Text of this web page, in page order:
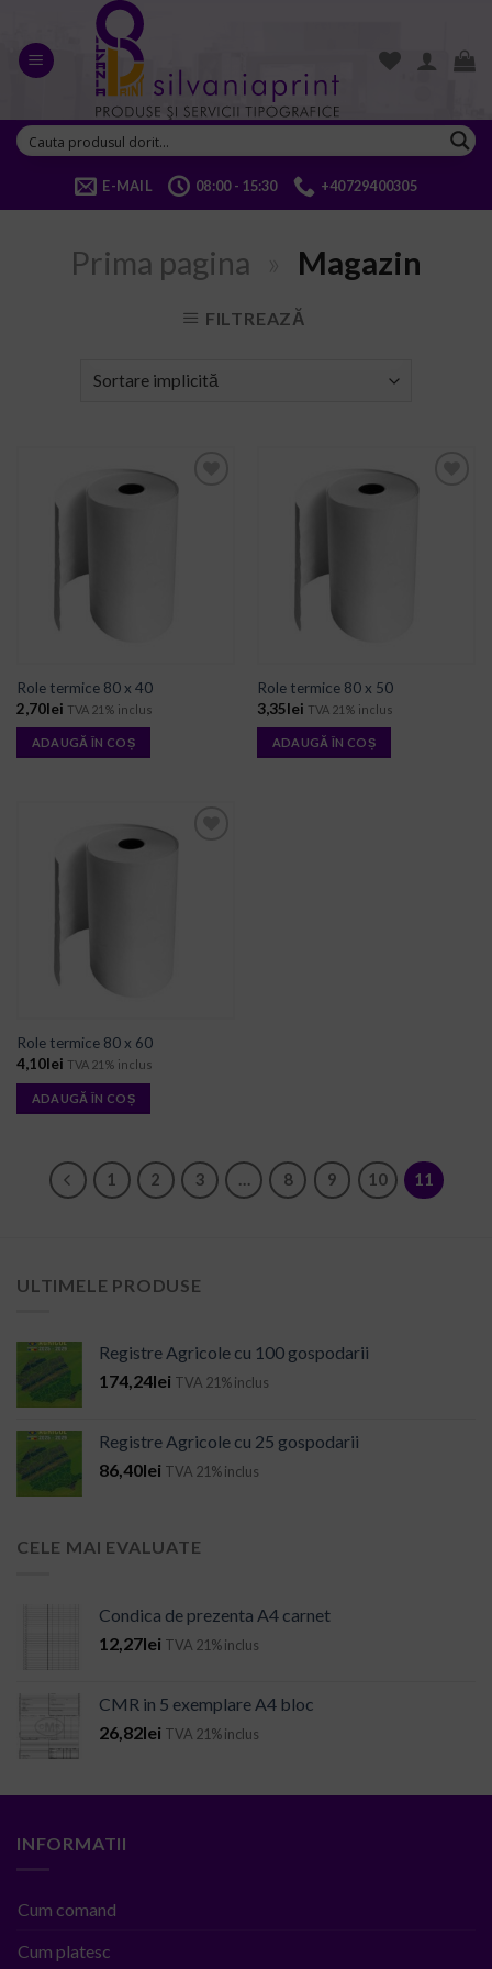
content
E-MAIL 08:00 - 15:30 +40729400305
Prima pagina Magazin
FILTREAZĂ
Role termice 80 x 40
2,70lei TVA 21% inclus
ADAUGĂ ÎN COȘ
Role termice 80 x 50
3,35lei TVA 21% inclus
ADAUGĂ ÎN COȘ
Role termice 80 x 60
4,10lei TVA 21% inclus
ADAUGĂ ÎN COȘ
1 2 3 … 8 9 10 11
ULTIMELE PRODUSE
Registre Agricole cu 100 gospodarii
174,24lei TVA 21% inclus
Registre Agricole cu 25 gospodarii
86,40lei TVA 21% inclus
CELE MAI EVALUATE
Condica de prezenta A4 carnet
12,27lei TVA 21% inclus
CMR in 5 exemplare A4 bloc
26,82lei TVA 21% inclus
INFORMATII
Cum comand
Cum platesc